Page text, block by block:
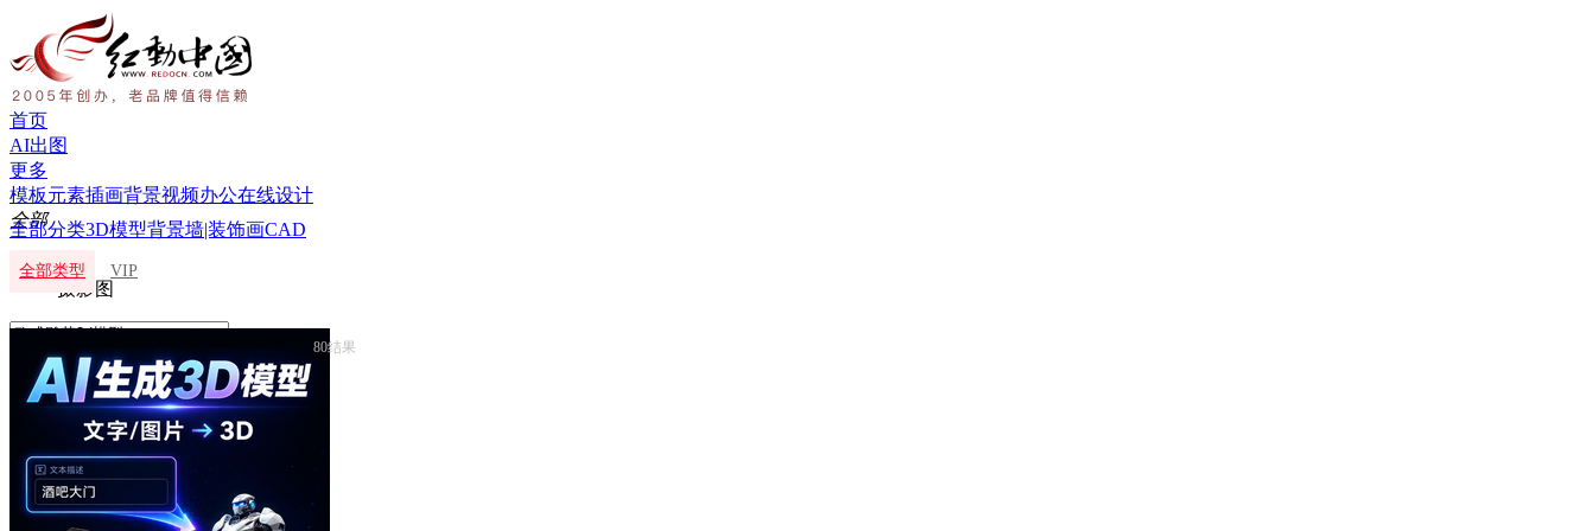
首页
AI出图
更多
模板元素插画背景视频办公在线设计
全部
全部
摄影图
搜索
80结果
或 找人设计
全部分类3D模型背景墙|装饰画CAD
全部类型 VIP